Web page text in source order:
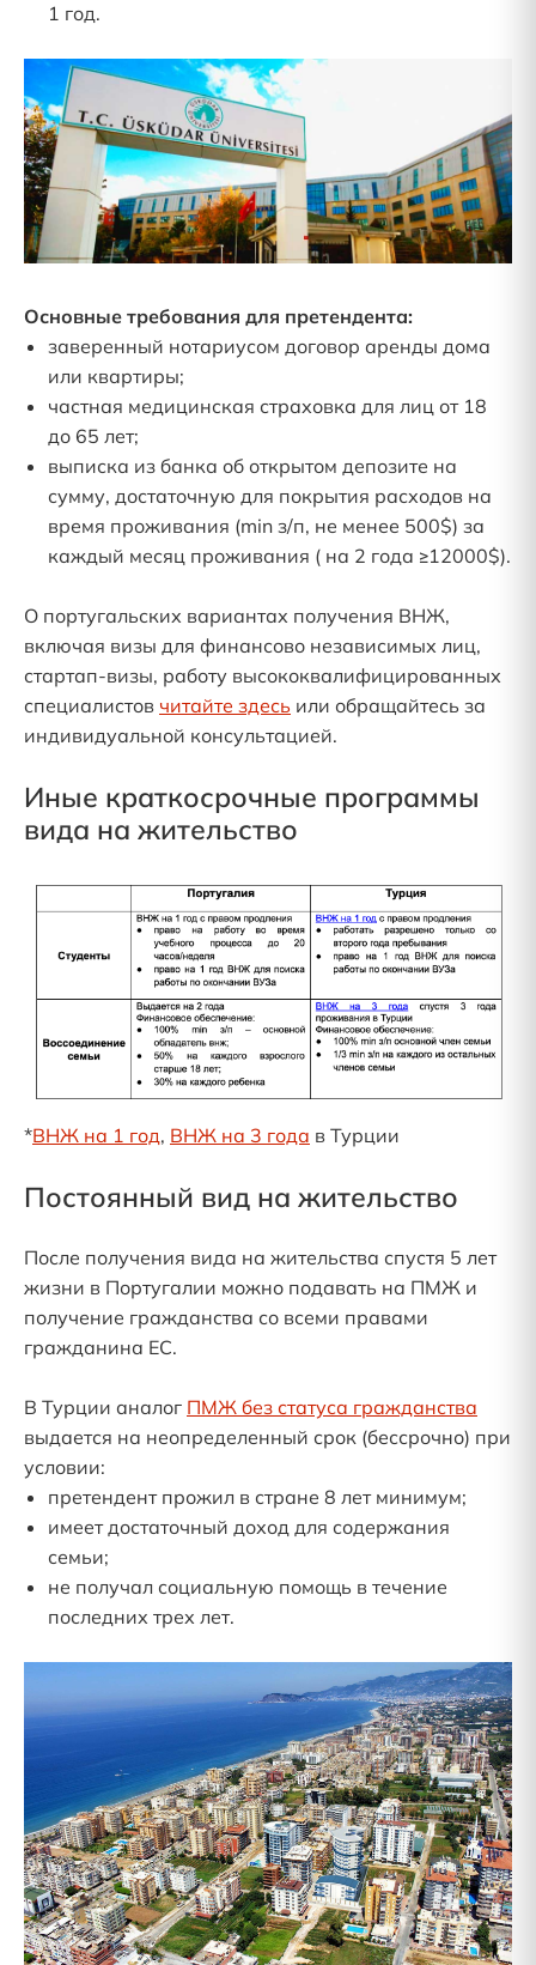
1 год.
Основные требования для претендента:
заверенный нотариусом договор аренды дома
или квартиры;
частная медицинская страховка для лиц от 18
до 65 лет;
выписка из банка об открытом депозите на
сумму, достаточную для покрытия расходов на
время проживания (min з/п, не менее 500$) за
каждый месяц проживания ( на 2 года ≥12000$).
О португальских вариантах получения ВНЖ,
включая визы для финансово независимых лиц,
стартап-визы, работу высококвалифицированных
специалистов читайте здесь или обращайтесь за
индивидуальной консультацией.
Иные краткосрочные программы
вида на жительство
*ВНЖ на 1 год, ВНЖ на 3 года в Турции
Постоянный вид на жительство
После получения вида на жительства спустя 5 лет
жизни в Португалии можно подавать на ПМЖ и
получение гражданства со всеми правами
гражданина ЕС.
В Турции аналог ПМЖ без статуса гражданства
выдается на неопределенный срок (бессрочно) при
условии:
претендент прожил в стране 8 лет минимум;
имеет достаточный доход для содержания
семьи;
не получал социальную помощь в течение
последних трех лет.